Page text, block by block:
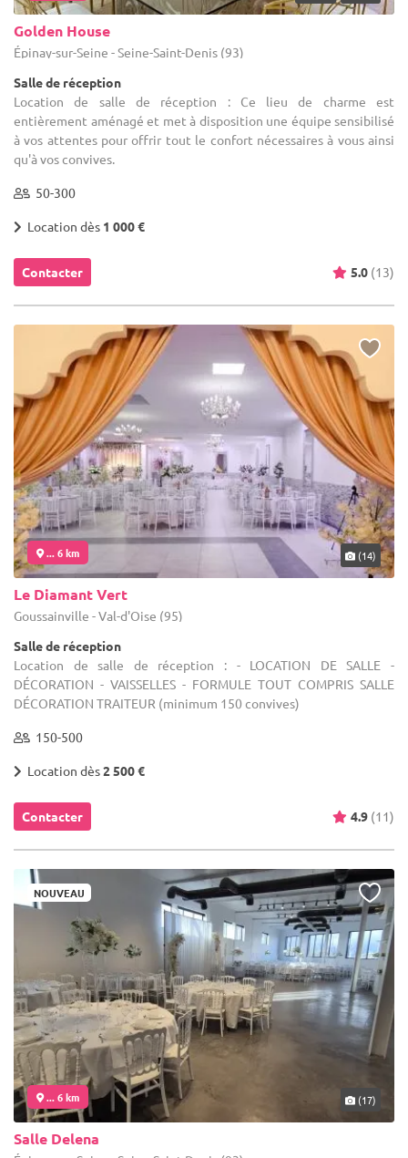
Golden House
Épinay-sur-Seine - Seine-Saint-Denis (93)
Salle de réception
Location de salle de réception : Ce lieu de charme est
entièrement aménagé et met à disposition une équipe sensibilisé
à vos attentes pour offrir tout le confort nécessaires à vous ainsi
qu'à vos convives.
50-300
Location dès 1 000 €
Contacter 5.0 (13)
... 6 km (14)
Le Diamant Vert
Goussainville - Val-d'Oise (95)
Salle de réception
Location de salle de réception : - LOCATION DE SALLE -
DÉCORATION - VAISSELLES - FORMULE TOUT COMPRIS SALLE
DÉCORATION TRAITEUR (minimum 150 convives)
150-500
Location dès2 500 €
Contacter 4.9 (11)
NOUVEAU
... 6 km (17)
Salle Delena